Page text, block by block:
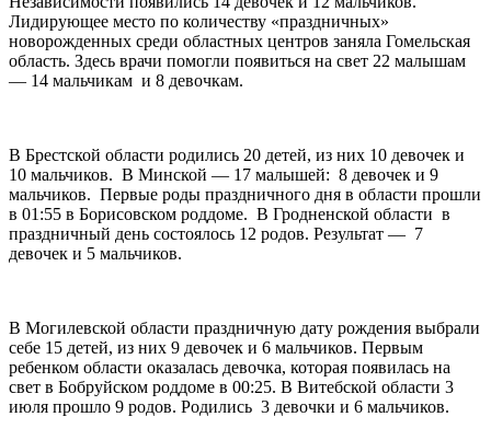
Лидирующее место по количеству «праздничных»
новорожденных среди областных центров заняла Гомельская
область. Здесь врачи помогли появиться на свет 22 малышам
— 14 мальчикам и 8 девочкам.
В Брестской области родились 20 детей, из них 10 девочек и
10 мальчиков. В Минской — 17 малышей: 8 девочек и 9
мальчиков. Первые роды праздничного дня в области прошли
в 01:55 в Борисовском роддоме. В Гродненской области в
праздничный день состоялось 12 родов. Результат — 7
девочек и 5 мальчиков.
В Могилевской области праздничную дату рождения выбрали
себе 15 детей, из них 9 девочек и 6 мальчиков. Первым
ребенком области оказалась девочка, которая появилась на
свет в Бобруйском роддоме в 00:25. В Витебской области 3
июля прошло 9 родов. Родились 3 девочки и 6 мальчиков.